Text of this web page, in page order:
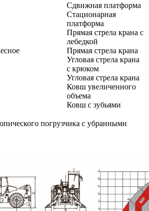
Сдвижная платформа
Стационарная
платформа
Прямая стрела крана с
лебедкой
Прямая стрела крана
Угловая стрела крана
с крюком
Угловая стрела крана
Ковш увеличенного
объема
Ковш с зубьями
погрузчика с убранными